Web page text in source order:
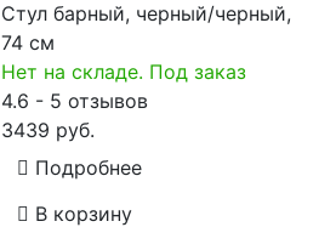
Стул барный, черный/черный,
74 см
Нет на складе. Под заказ
4.6 - 5 отзывов
3439 руб.
Подробнее
В корзину